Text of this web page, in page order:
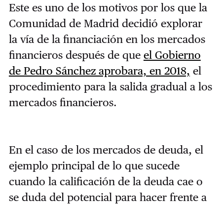
Este es uno de los motivos por los que la
Comunidad de Madrid decidió explorar
la vía de la financiación en los mercados
financieros después de que el Gobierno
de Pedro Sánchez aprobara, en 2018, el
procedimiento para la salida gradual a los
mercados financieros.
En el caso de los mercados de deuda, el
ejemplo principal de lo que sucede
cuando la calificación de la deuda cae o
se duda del potencial para hacer frente a